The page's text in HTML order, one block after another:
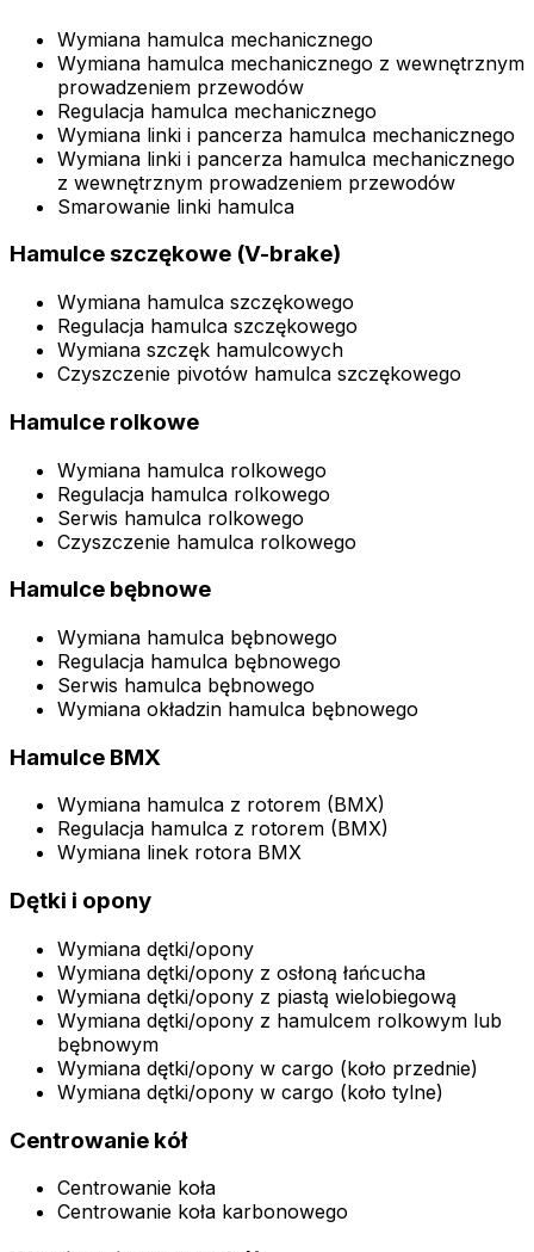
Wymiana hamulca mechanicznego
Wymiana hamulca mechanicznego z wewnętrznym
prowadzeniem przewodów
Regulacja hamulca mechanicznego
Wymiana linki i pancerza hamulca mechanicznego
Wymiana linki i pancerza hamulca mechanicznego
z wewnętrznym prowadzeniem przewodów
Smarowanie linki hamulca
Hamulce szczękowe (V-brake)
Wymiana hamulca szczękowego
Regulacja hamulca szczękowego
Wymiana szczęk hamulcowych
Czyszczenie pivotów hamulca szczękowego
Hamulce rolkowe
Wymiana hamulca rolkowego
Regulacja hamulca rolkowego
Serwis hamulca rolkowego
Czyszczenie hamulca rolkowego
Hamulce bębnowe
Wymiana hamulca bębnowego
Regulacja hamulca bębnowego
Serwis hamulca bębnowego
Wymiana okładzin hamulca bębnowego
Hamulce BMX
Wymiana hamulca z rotorem (BMX)
Regulacja hamulca z rotorem (BMX)
Wymiana linek rotora BMX
Dętki i opony
Wymiana dętki/opony
Wymiana dętki/opony z osłoną łańcucha
Wymiana dętki/opony z piastą wielobiegową
Wymiana dętki/opony z hamulcem rolkowym lub
bębnowym
Wymiana dętki/opony w cargo (koło przednie)
Wymiana dętki/opony w cargo (koło tylne)
Centrowanie kół
Centrowanie koła
Centrowanie koła karbonowego